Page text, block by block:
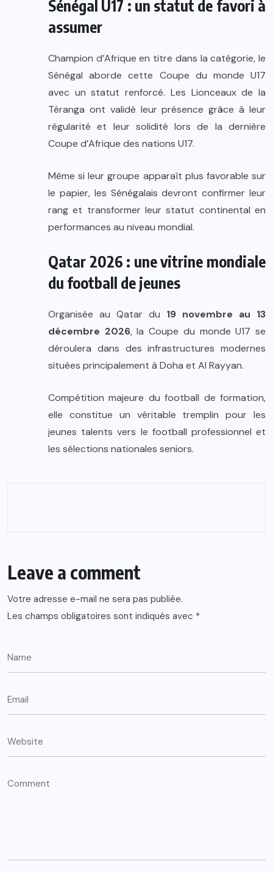
Sénégal U17 : un statut de favori à
assumer
Champion d’Afrique en titre dans la catégorie, le
Sénégal aborde cette Coupe du monde U17
avec un statut renforcé. Les Lionceaux de la
Téranga ont validé leur présence grâce à leur
régularité et leur solidité lors de la dernière
Coupe d’Afrique des nations U17.
Même si leur groupe apparaît plus favorable sur
le papier, les Sénégalais devront confirmer leur
rang et transformer leur statut continental en
performances au niveau mondial.
Qatar 2026 : une vitrine mondiale
du football de jeunes
Organisée au Qatar du 19 novembre au 13
décembre 2026, la Coupe du monde U17 se
déroulera dans des infrastructures modernes
situées principalement à Doha et Al Rayyan.
Compétition majeure du football de formation,
elle constitue un véritable tremplin pour les
jeunes talents vers le football professionnel et
les sélections nationales seniors.
Leave a comment
Votre adresse e-mail ne sera pas publiée.
Les champs obligatoires sont indiqués avec *